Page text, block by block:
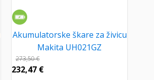
Akumulatorske škare za živicu
Makita UH021GZ
273,50€
232,47 €